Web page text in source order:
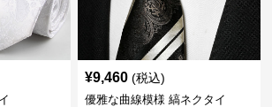
¥9,460 (税込)
優雅な曲線模様 縞ネクタイ